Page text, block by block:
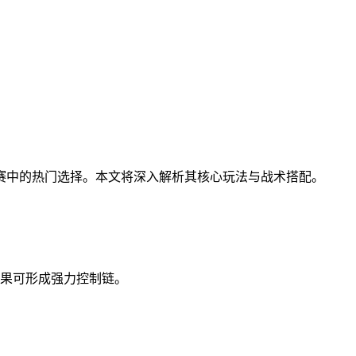
的热门选择。本文将深入解析其核心玩法与战术搭配。
可形成强力控制链。